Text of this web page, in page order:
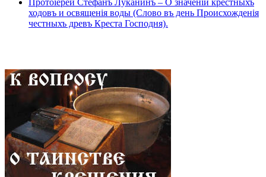
ходовъ и освященія воды (Слово въ день Происхожденія
честныхъ древъ Креста Господня).